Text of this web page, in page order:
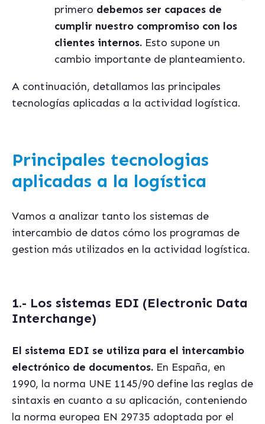
primero debemos ser capaces de
cumplir nuestro compromiso con los
clientes internos. Esto supone un
cambio importante de planteamiento.
A continuación, detallamos las principales
tecnologías aplicadas a la actividad logística.
Principales tecnologias
aplicadas a la logística
Vamos a analizar tanto los sistemas de
intercambio de datos cómo los programas de
gestion más utilizados en la actividad logística.
1.- Los sistemas EDI (Electronic Data
Interchange)
El sistema EDI se utiliza para el intercambio
electrónico de documentos. En España, en
1990, la norma UNE 1145/90 define las reglas de
sintaxis en cuanto a su aplicación, conteniendo
la norma europea EN 29735 adoptada por el